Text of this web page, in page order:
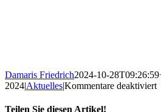
Damaris Friedrich2024-10-
2024|Aktuelles|Kommentare deaktiviert
Teilen Sie diesen Artikel!